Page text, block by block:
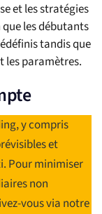
et les stratégies
les débutants
tandis que
les paramètres.
y compris
et
Pour minimiser
non
vous via notre